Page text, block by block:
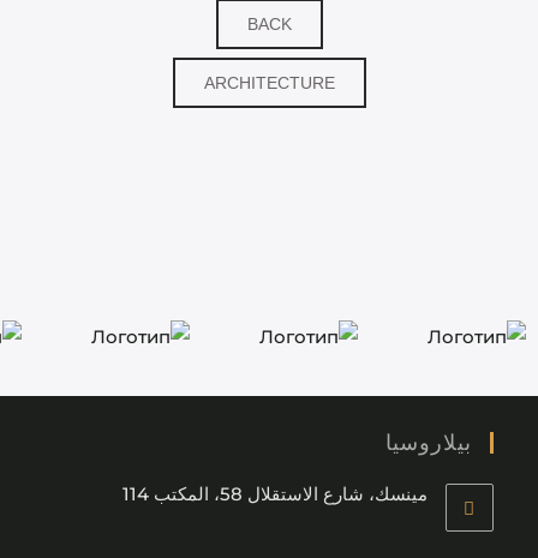
BACK
ARCHITECTURE
بيلاروسيا
مينسك، شارع الاستقلال 58، المكتب 114